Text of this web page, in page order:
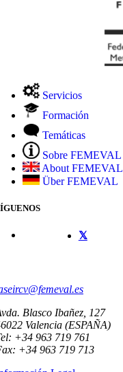
Servicios
Formación
Temáticas
Sobre FEMEVAL
About FEMEVAL
Über FEMEVAL
Blasco Ibañez, 127
Valencia (ESPAÑA)
+34 963 719 761
+34 963 719 713